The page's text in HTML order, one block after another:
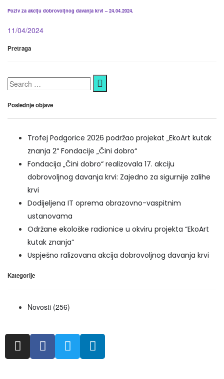
Poziv za akciju dobrovoljnog davanja krvi – 24.04.2024.
11/04/2024
Pretraga
Poslednje objave
Trofej Podgorice 2026 podržao projekat „EkoArt kutak
znanja 2“ Fondacije „Čini dobro“
Fondacija „Čini dobro“ realizovala 17. akciju
dobrovoljnog davanja krvi: Zajedno za sigurnije zalihe
krvi
Dodijeljena IT oprema obrazovno-vaspitnim
ustanovama
Održane ekološke radionice u okviru projekta “EkoArt
kutak znanja”
Uspješno ralizovana akcija dobrovoljnog davanja krvi
Kategorije
Novosti (256)